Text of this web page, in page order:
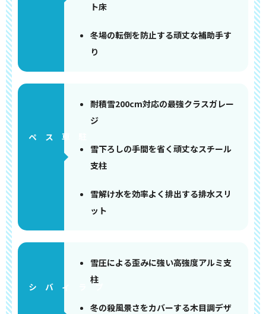
ト床
冬場の転倒を防止する頑丈な補助手す
り
耐積雪200cm対応の最強クラスガレー
ジ
雪下ろしの手間を省く頑丈なスチール
支柱
雪解け水を効率よく排出する排水スリ
ット
雪圧による歪みに強い高強度アルミ支
柱
冬の殺風景さをカバーする木目調デザ